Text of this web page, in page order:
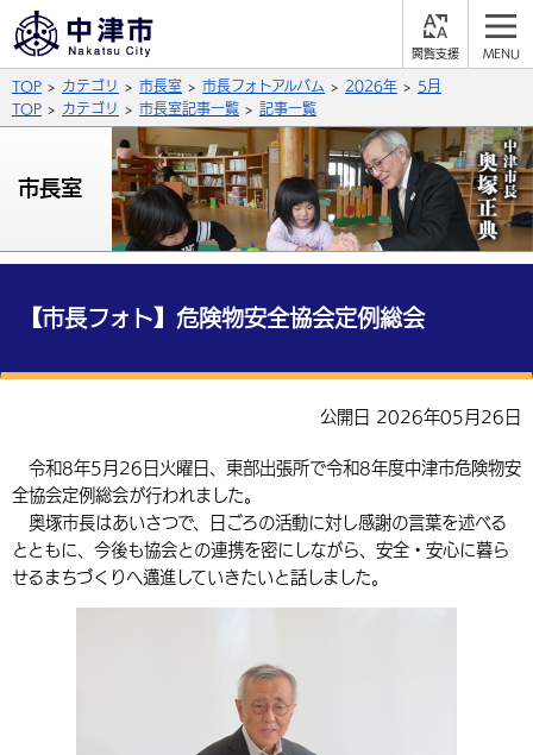
支
背景色
青 白
文字の大きさ
拡大 標準 縮小
言語を選択
英語（English） 中国語（簡体字）
中国語（繁体字） 韓国語（한국어）
公式SNS
X (Twitter) YouTube
サイト内検索
総合メニュー
保険・年金
福祉・介護 健康・予防
税金
環境・衛生 生涯学習・スポーツ・人権
外国人の方向け情報
入札・契約 産業・雇用
農林水産業 税金
都市整備
子育て・教育
施設情報 子どもを預ける
手当・助成
観光・移住
観光なび スポットを探す
四季のイベント・祭り
市政情報
広報・広聴
TOP カテゴリ 市長室 市長フォトアルバム 2026年
5月
TOP
カテゴリ 市長室記事一覧 記事一覧
市長室
【市長フォト】危険物安全協会定例総会
公開日 2026年05月26日
令和8年5月26日火曜日、東部出張所で令和8年度中津市危険物安
全協会定例総会が行われました。
奥塚市長はあいさつで、日ごろの活動に対し感謝の言葉を述べる
とともに、今後も協会との連携を密にしながら、安全・安心に暮ら
せるまちづくりへ邁進していきたいと話しました。